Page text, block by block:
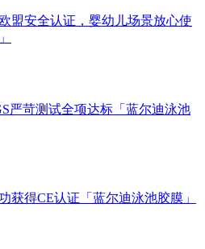
盟安全认证，婴幼儿场景放心使
严苛测试全项达标「蓝尔迪泳池
获得CE认证「蓝尔迪泳池胶膜」